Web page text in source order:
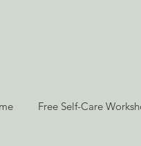
Free Self-Care